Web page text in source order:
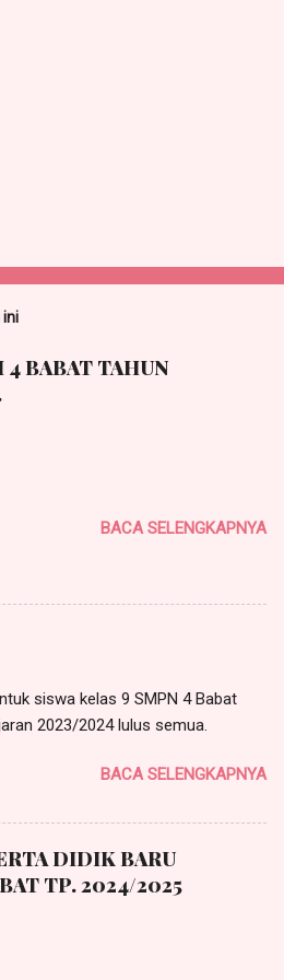
ini
4 BABAT TAHUN
BACA SELENGKAPNYA
siswa kelas 9 SMPN 4 Babat
2023/2024 lulus semua.
BACA SELENGKAPNYA
DIDIK BARU
TP. 2024/2025